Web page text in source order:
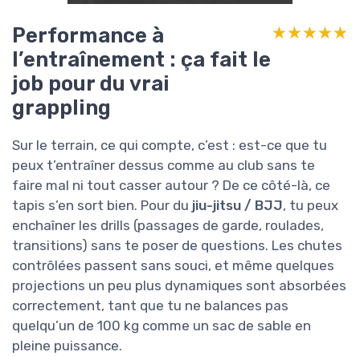
Performance à
l’entraînement : ça fait le
job pour du vrai
grappling
★★★★★
★★★★★
Sur le terrain, ce qui compte, c’est : est-ce que tu
peux t’entraîner dessus comme au club sans te
faire mal ni tout casser autour ? De ce côté-là, ce
tapis s’en sort bien. Pour du jiu-jitsu / BJJ, tu peux
enchaîner les drills (passages de garde, roulades,
transitions) sans te poser de questions. Les chutes
contrôlées passent sans souci, et même quelques
projections un peu plus dynamiques sont absorbées
correctement, tant que tu ne balances pas
quelqu’un de 100 kg comme un sac de sable en
pleine puissance.